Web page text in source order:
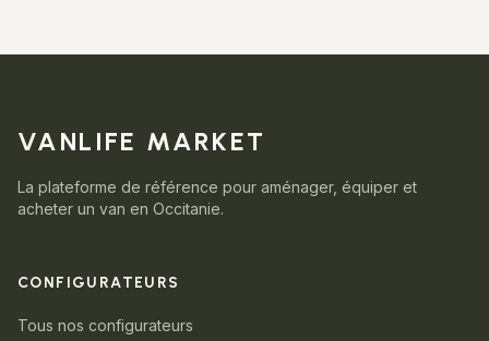
VANLIFE MARKET
La plateforme de référence pour aménager, équiper et
acheter un van en Occitanie.
CONFIGURATEURS
Tous nos configurateurs